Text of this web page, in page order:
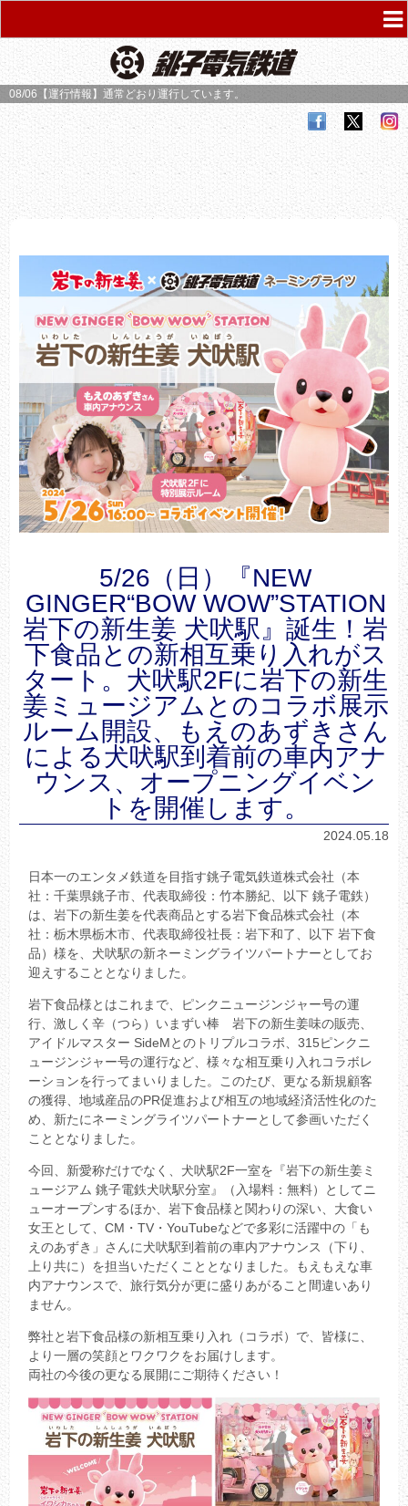
08/06【運行情報】 通常どおり運行しています。
5/26（日）『NEW
GINGER“BOW WOW”STATION
岩下の新生姜 犬吠駅』誕生！岩
下食品との新相互乗り入れがス
タート。犬吠駅2Fに岩下の新生
姜ミュージアムとのコラボ展示
ルーム開設、もえのあずきさん
による犬吠駅到着前の車内アナ
ウンス、オープニングイベン
トを開催します。
2024.05.18
日本一のエンタメ鉄道を目指す銚子電気鉄道株式会社（本
社：千葉県銚子市、代表取締役：竹本勝紀、以下 銚子電鉄）
は、岩下の新生姜を代表商品とする岩下食品株式会社（本
社：栃木県栃木市、代表取締役社長：岩下和了、以下 岩下食
品）様を、犬吠駅の新ネーミングライツパートナーとしてお
迎えすることとなりました。
岩下食品様とはこれまで、ピンクニュージンジャー号の運
行、激しく辛（つら）いまずい棒 岩下の新生姜味の販売、
アイドルマスター SideMとのトリプルコラボ、315ピンクニ
ュージンジャー号の運行など、様々な相互乗り入れコラボレ
ーションを行ってまいりました。このたび、更なる新規顧客
の獲得、地域産品のPR促進および相互の地域経済活性化のた
め、新たにネーミングライツパートナーとして参画いただく
こととなりました。
今回、新愛称だけでなく、犬吠駅2F一室を『岩下の新生姜ミ
ュージアム 銚子電鉄犬吠駅分室』（入場料：無料）としてニ
ューオープンするほか、岩下食品様と関わりの深い、大食い
女王として、CM・TV・YouTubeなどで多彩に活躍中の「も
えのあずき」さんに犬吠駅到着前の車内アナウンス（下り、
上り共に）を担当いただくこととなりました。もえもえな車
内アナウンスで、旅行気分が更に盛りあがること間違いあり
ません。
弊社と岩下食品様の新相互乗り入れ（コラボ）で、皆様に、
より一層の笑顔とワクワクをお届けします。
両社の今後の更なる展開にご期待ください！